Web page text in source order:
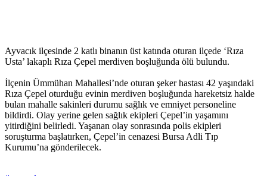
Ayvacık ilçesinde 2 katlı binanın üst katında oturan ilçede ‘Rıza
Usta’ lakaplı Rıza Çepel merdiven boşluğunda ölü bulundu.
İlçenin Ümmühan Mahallesi’nde oturan şeker hastası 42 yaşındaki
Rıza Çepel oturduğu evinin merdiven boşluğunda hareketsiz halde
bulan mahalle sakinleri durumu sağlık ve emniyet personeline
bildirdi. Olay yerine gelen sağlık ekipleri Çepel’in yaşamını
yitirdiğini belirledi. Yaşanan olay sonrasında polis ekipleri
soruşturma başlatırken, Çepel’in cenazesi Bursa Adli Tıp
Kurumu’na gönderilecek.